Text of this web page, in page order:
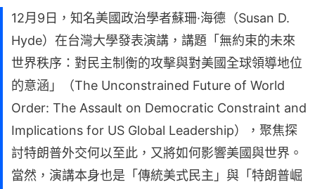
12月9日，知名美國政治學者蘇珊·海德（Susan D.
Hyde）在台灣大學發表演講，講題「無約束的未來
世界秩序：對民主制衡的攻擊與對美國全球領導地位
的意涵」（The Unconstrained Future of World
Order: The Assault on Democratic Constraint and
Implications for US Global Leadership），聚焦探
討特朗普外交何以至此，又將如何影響美國與世界。
當然，演講本身也是「傳統美式民主」與「特朗普崛